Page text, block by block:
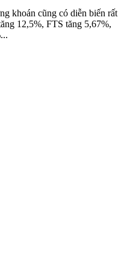
khoán cũng có diễn biến rất
12,5%, FTS tăng 5,67%,